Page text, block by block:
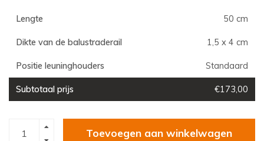
Lengte 50 cm
Dikte van de balustraderail 1,5 x 4 cm
Positie leuninghouders Standaard
Subtotaal prijs €173,00
Toevoegen aan winkelwagen